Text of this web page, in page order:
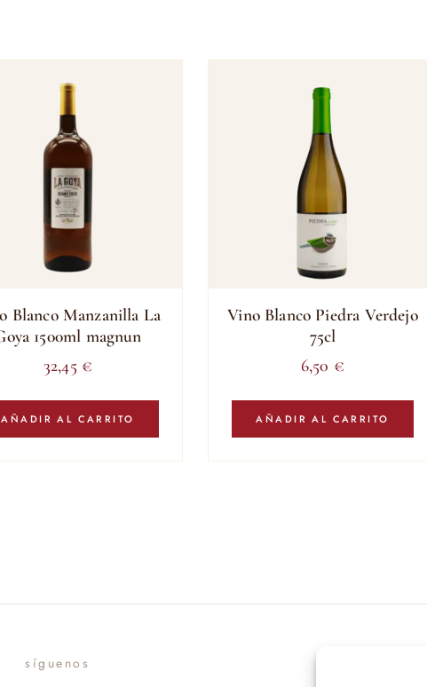
Blanco Manzanilla La
1500ml magnun
32,45 €
AÑADIR AL CARRITO
Vino Blanco Piedra Verdejo
75cl
6,50 €
AÑADIR AL CARRITO
síguenos